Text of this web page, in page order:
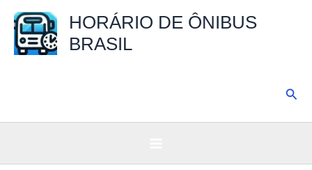
para
HORÁRIO DE ÔNIBUS
BRASIL